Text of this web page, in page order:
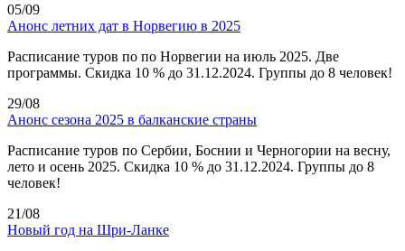
05/09
Анонс летних дат в Норвегию в 2025
Расписание туров по по Норвегии на июль 2025. Две
программы. Скидка 10 % до 31.12.2024. Группы до 8 человек!
29/08
Анонс сезона 2025 в балканские страны
Расписание туров по Сербии, Боснии и Черногории на весну,
лето и осень 2025. Скидка 10 % до 31.12.2024. Группы до 8
человек!
21/08
Новый год на Шри-Ланке